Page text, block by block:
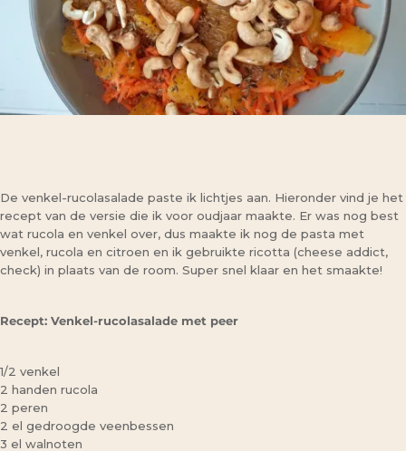
De venkel-rucolasalade paste ik lichtjes aan. Hieronder vind je het
recept van de versie die ik voor oudjaar maakte. Er was nog best
wat rucola en venkel over, dus maakte ik nog de pasta met
venkel, rucola en citroen en ik gebruikte ricotta (cheese addict,
check) in plaats van de room. Super snel klaar en het smaakte!
Recept: Venkel-rucolasalade met peer
1/2 venkel
2 handen rucola
2 peren
2 el gedroogde veenbessen
3 el walnoten